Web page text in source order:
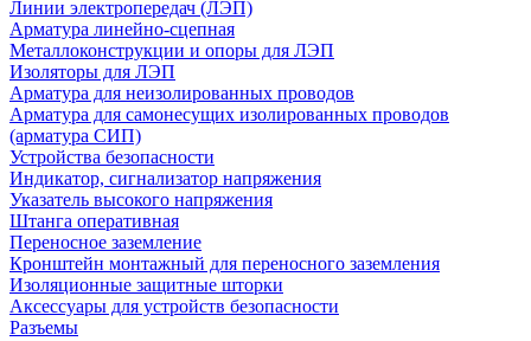
Линии электропередач (ЛЭП)
Арматура линейно-сцепная
Металлоконструкции и опоры для ЛЭП
Изоляторы для ЛЭП
Арматура для неизолированных проводов
Арматура для самонесущих изолированных проводов
(арматура СИП)
Устройства безопасности
Индикатор, сигнализатор напряжения
Указатель высокого напряжения
Штанга оперативная
Переносное заземление
Кронштейн монтажный для переносного заземления
Изоляционные защитные шторки
Аксессуары для устройств безопасности
Разъемы